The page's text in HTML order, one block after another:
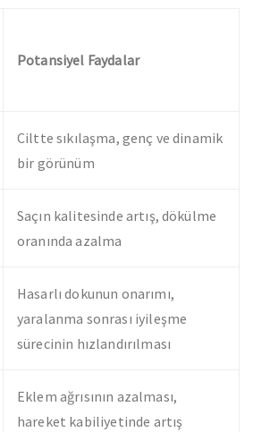
Potansiyel Faydalar
Ciltte sıkılaşma, genç ve dinamik
bir görünüm
Saçın kalitesinde artış, dökülme
oranında azalma
Hasarlı dokunun onarımı,
yaralanma sonrası iyileşme
sürecinin hızlandırılması
Eklem ağrısının azalması,
hareket kabiliyetinde artış